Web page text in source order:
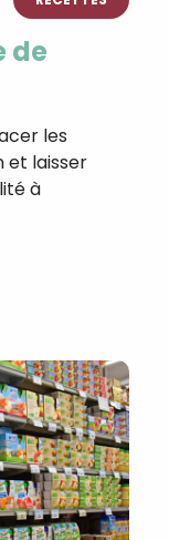
de
les
et laisser
à